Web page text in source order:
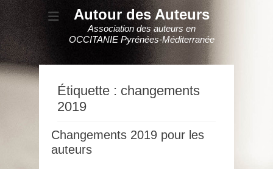
Autour des Auteurs
Association des auteurs en
OCCITANIE Pyrénées-Méditerranée
Étiquette : changements
2019
Changements 2019 pour les
auteurs